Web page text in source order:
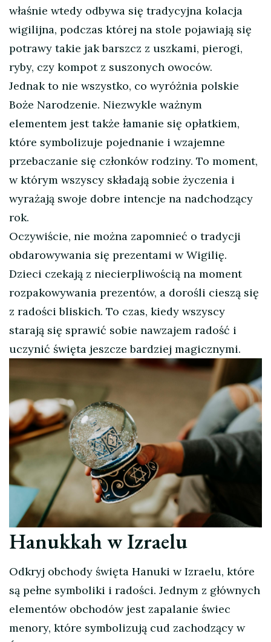
właśnie wtedy odbywa się tradycyjna kolacja
wigilijna, podczas której na stole pojawiają się
potrawy takie jak barszcz z uszkami, pierogi,
ryby, czy kompot z suszonych owoców.
Jednak to nie wszystko, co wyróżnia polskie
Boże Narodzenie. Niezwykle ważnym
elementem jest także łamanie się opłatkiem,
które symbolizuje pojednanie i wzajemne
przebaczanie się członków rodziny. To moment,
w którym wszyscy składają sobie życzenia i
wyrażają swoje dobre intencje na nadchodzący
rok.
Oczywiście, nie można zapomnieć o tradycji
obdarowywania się prezentami w Wigilię.
Dzieci czekają z niecierpliwością na moment
rozpakowywania prezentów, a dorośli cieszą się
z radości bliskich. To czas, kiedy wszyscy
starają się sprawić sobie nawzajem radość i
uczynić święta jeszcze bardziej magicznymi.
Hanukkah w Izraelu
Odkryj obchody święta Hanuki w Izraelu, które
są pełne symboliki i radości. Jednym z głównych
elementów obchodów jest zapalanie świec
menory, które symbolizują cud zachodzący w